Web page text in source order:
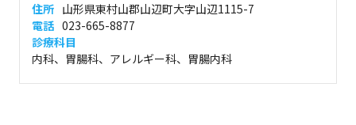
住所 山形県東村山郡山辺町大字山辺1115-7
電話 023-665-8877
診療科目
内科、胃腸科、アレルギー科、胃腸内科